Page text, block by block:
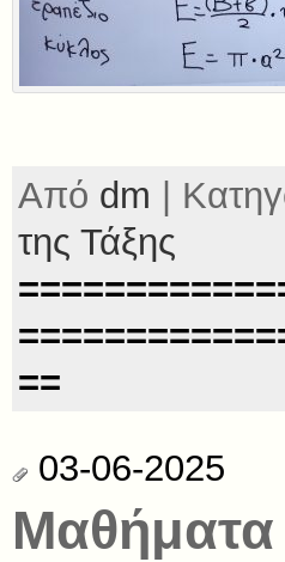
Από dm |
της Τάξης
==
03-06-2025
Μαθήματα